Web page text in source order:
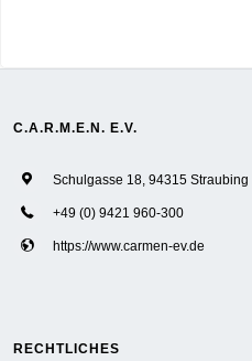
C.A.R.M.E.N. E.V.
Schulgasse 18, 94315 Straubing
+49 (0) 9421 960-300
https://www.carmen-ev.de
RECHTLICHES